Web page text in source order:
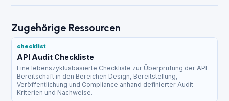
Zugehörige Ressourcen
checklist
API Audit Checkliste
Eine lebenszyklusbasierte Checkliste zur Überprüfung der API-
Bereitschaft in den Bereichen Design, Bereitstellung,
Veröffentlichung und Compliance anhand definierter Audit-
Kriterien und Nachweise.